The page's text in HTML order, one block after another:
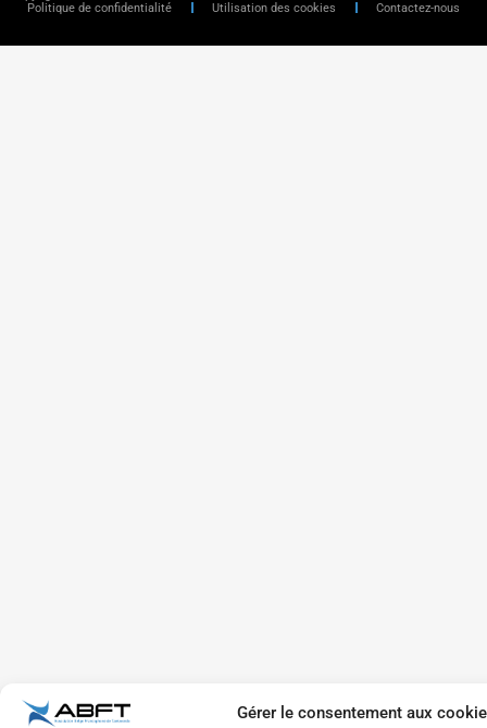
Gérer le consentement aux
Politique de confidentialité
Utilisation des cookies Contactez-nous